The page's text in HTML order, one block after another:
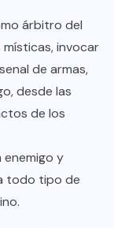
árbitro del
invocar
de armas,
desde las
de los
y
todo tipo de